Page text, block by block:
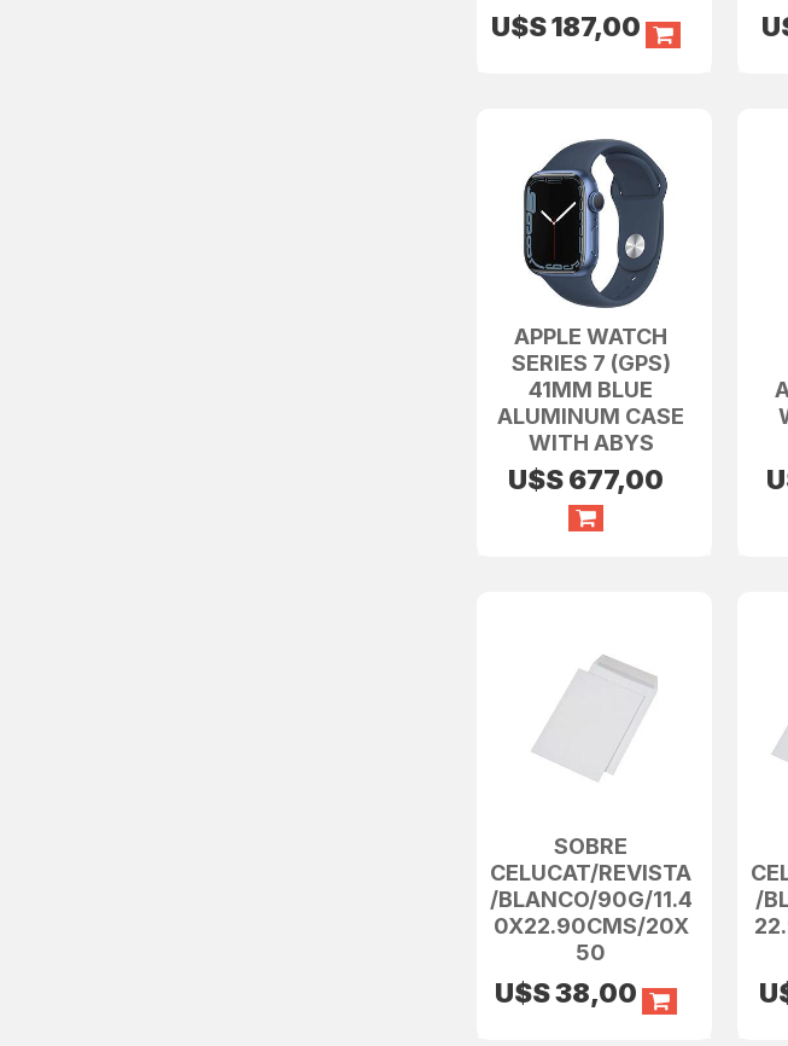
U$S187,00
APPLE WATCH
SERIES 7 (GPS)
41MM BLUE
ALUMINUM CASE
WITH ABYS
U$S677,00
SOBRE
CELUCAT/REVISTA
/BLANCO/90G/11.4
0X22.90CMS/20X
50
U$S38,00
/